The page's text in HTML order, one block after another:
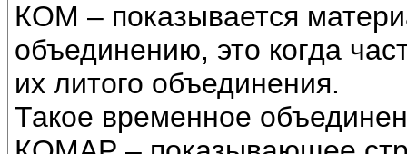
КОМ – показывается
объединению, это когда
их литого объединения.
Такое временное